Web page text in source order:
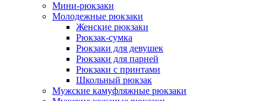
Мини-рюкзаки
Молодежные рюкзаки
Женские рюкзаки
Рюкзак-сумка
Рюкзаки для девушек
Рюкзаки для парней
Рюкзаки с принтами
Школьный рюкзак
Мужские камуфляжные рюкзаки